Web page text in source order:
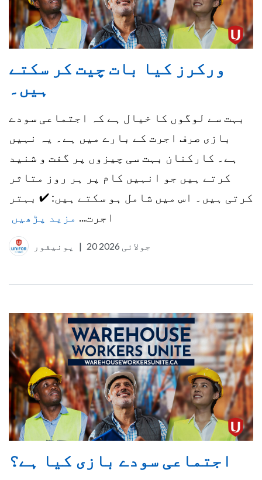
ورکرز کیا بات چیت کر سکتے
ہیں۔
بہت سے لوگوں کا خیال ہے کہ اجتماعی سودے
بازی صرف اجرت کے بارے میں ہے۔ یہ نہیں
ہے۔ کارکنان بہت سی چیزوں پر گفت و شنید
کرتے ہیں جو انہیں کام پر ہر روز متاثر
کرتی ہیں۔ اس میں شامل ہو سکتے ہیں: ✔ بہتر
اجرت...
مزید پڑھیں
یونیفور | 20 جولائی 2026
اجتماعی سودے بازی کیا ہے؟